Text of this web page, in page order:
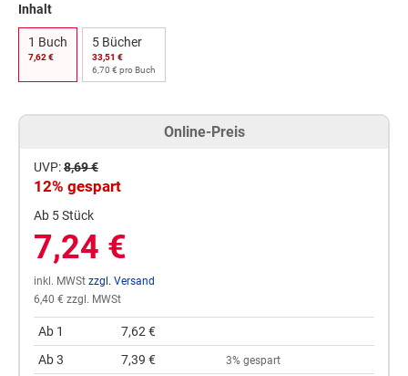
Inhalt
1 Buch
7,62 €
5 Bücher
33,51 €
6,70 € pro Buch
Online-Preis
UVP:8,69 €
12% gespart
Ab 5 Stück
7,24 €
inkl. MWSt zzgl. Versand
6,40 € zzgl. MWSt
Ab 1
7,62 €
Ab 3
7,39 € 3% gespart